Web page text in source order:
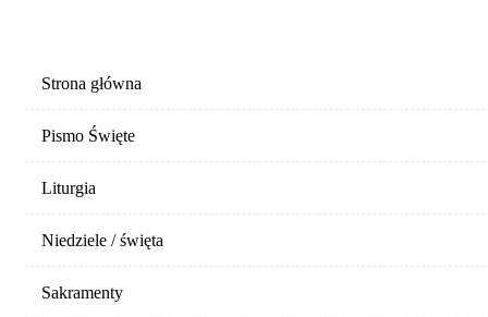
Strona główna
Pismo Święte
Liturgia
Niedziele / święta
Sakramenty